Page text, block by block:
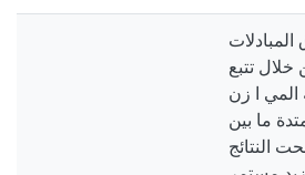
خلال تتبع
ا زن
ما بين
النتائج